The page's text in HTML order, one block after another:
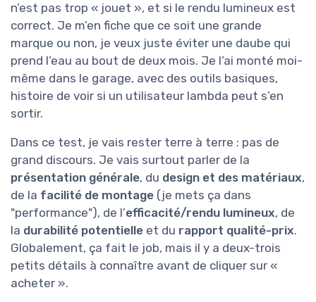
n’est pas trop « jouet », et si le rendu lumineux est
correct. Je m’en fiche que ce soit une grande
marque ou non, je veux juste éviter une daube qui
prend l’eau au bout de deux mois. Je l’ai monté moi-
même dans le garage, avec des outils basiques,
histoire de voir si un utilisateur lambda peut s’en
sortir.
Dans ce test, je vais rester terre à terre : pas de
grand discours. Je vais surtout parler de la
présentation générale, du design et des matériaux,
de la facilité de montage (je mets ça dans
"performance"), de l’efficacité/rendu lumineux, de
la durabilité potentielle et du rapport qualité-prix.
Globalement, ça fait le job, mais il y a deux-trois
petits détails à connaître avant de cliquer sur «
acheter ».